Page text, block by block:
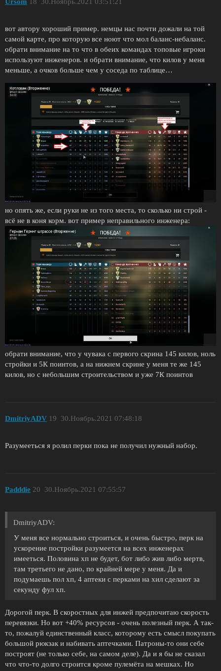
вот автору хороший пример. немцы нас почти дожали на той
самой карте, про которую все ноют что мол баланс-небаланс.
обрати внимание на то что в обеих командах топовые игроки
используют инженеров. и обрати внимание, что килов у меня
меньше, а очков больше чем у соседа по таблице…
но опять же, если руки не из того места, то сколько ни строй -
всё не в коня корм. вот пример неправильного инженера:
обрати внимание, что у чувака с первого скрина 145 килов, ноль
стройки и 5К поинтов, а на нижнем скрине у меня те же 145
килов, но с небольшим строительством и уже 7К поинтов
DmitriyADV 30.Ноябрь.2021 07:48:18
19
Разумееться я ролил перки пока не получил нужный набор.
Padddie 30.Ноябрь.2021 07:55:57
20
DmitriyADV:
У меня все нормально строиться, и очень быстро, перк на
ускорение постройки разумеется на всех инженерах
имееться. Половина хп не будет, бот либо жив либо мертв,
там третьего не дано, по крайней мере у меня. Да и
подумаешь пол хп, 4 аптеки с перками на хил сделают за
секунду фул хп.
Дорогой перк. В скоростных для инжей предпочитаю скорость
перевязки. Но вот +40% ресурсов - очень полезный перк. А так-
то, пожалуй единственный класс, которому есть смысл покупать
большой рюкзак и набивать аптечками. Патроны-то они себе
построят (не только себе, на самом деле). Да и я бы не сказал
что что-то долго строится кроме пулемёта на мешках. Но